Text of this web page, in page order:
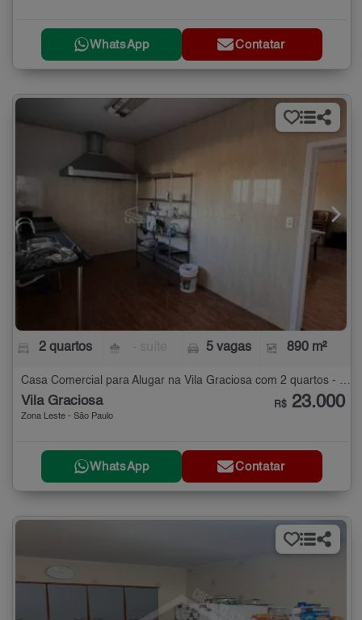
WhatsApp Contatar
2 quartos 5 vagas 890 m²
Casa Comercial para Alugar na Vila Graciosa com 2 quartos - 890 m²
Vila Graciosa
Zona Leste - São Paulo
R$ 23.000
WhatsApp Contatar